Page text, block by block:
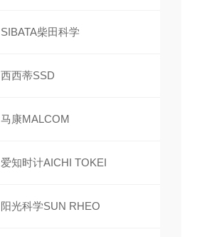
SIBATA柴田科学
西西蒂SSD
马康MALCOM
爱知时计AICHI TOKEI
阳光科学SUN RHEO